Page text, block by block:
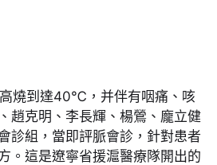
燒到達40℃，并伴有咽痛、咳
趙克明、李長輝、楊鶯、龐立健
診組，當即評脈會診，針對患者
。這是遼寧省援滬醫療隊開出的